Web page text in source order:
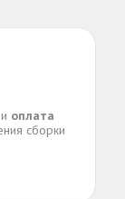
и оплата
сборки